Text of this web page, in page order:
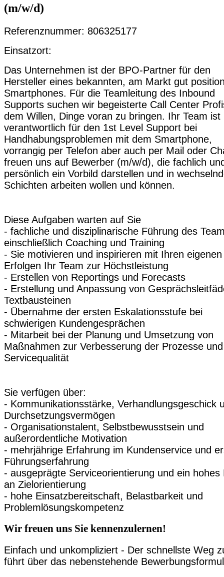
(m/w/d)
Referenznummer: 806325177
Einsatzort:
Das Unternehmen ist der BPO-Partner für den
Hersteller eines bekannten, am Markt gut
Smartphones. Für die Teamleitung des Inbound
Supports suchen wir begeisterte Call Center
dem Willen, Dinge voran zu bringen. Ihr Team ist
verantwortlich für den 1st Level Support bei
Handhabungsproblemen mit dem Smartphone,
vorrangig per Telefon aber auch per Mail oder
freuen uns auf Bewerber (m/w/d), die fachlich
persönlich ein Vorbild darstellen und in
Schichten arbeiten wollen und können.
Diese Aufgaben warten auf Sie
- fachliche und disziplinarische Führung des
einschließlich Coaching und Training
- Sie motivieren und inspirieren mit Ihren eigenen
Erfolgen Ihr Team zur Höchstleistung
- Erstellen von Reportings und Forecasts
- Erstellung und Anpassung von
Textbausteinen
- Übernahme der ersten Eskalationsstufe bei
schwierigen Kundengesprächen
- Mitarbeit bei der Planung und Umsetzung von
Maßnahmen zur Verbesserung der Prozesse
Servicequalität
Sie verfügen über:
- Kommunikationsstärke, Verhandlungsgeschick
Durchsetzungsvermögen
- Organisationstalent, Selbstbewusstsein und
außerordentliche Motivation
- mehrjährige Erfahrung im Kundenservice und
Führungserfahrung
- ausgeprägte Serviceorientierung und ein hohes
an Zielorientierung
- hohe Einsatzbereitschaft, Belastbarkeit und
Problemlösungskompetenz
Wir freuen uns Sie kennenzulernen!
Einfach und unkompliziert - Der schnellste Weg
führt über das nebenstehende